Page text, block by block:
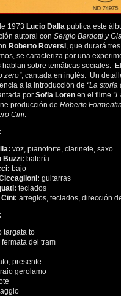
1973 Lucio Dalla publica este
autoral con Sergio Bardotti y
Roberto Roversi, que durará
se caracteriza por una
hablan sobre temáticas sociales.
zero”, cantada en inglés. Un
a la introducción de “La storia
por Sofia Loren en el filme
producción de Roberto
Cini.
voz, pianoforte, clarinete, saxo
Buzzi: batería
bajo
guitarras
teclados
Cini: arreglos, teclados, dirección
targata to
fermata del tram
presente
gerolamo